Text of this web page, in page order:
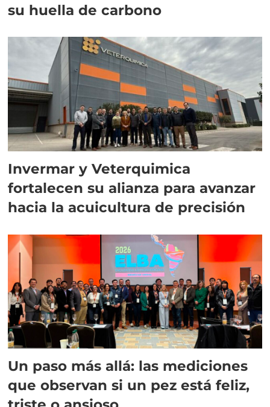
su huella de carbono
Invermar y Veterquimica
fortalecen su alianza para avanzar
hacia la acuicultura de precisión
Un paso más allá: las mediciones
que observan si un pez está feliz,